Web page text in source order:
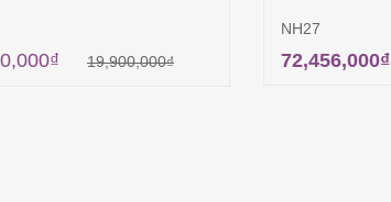
19,900,000₫
₫
NH27
72,456,000₫